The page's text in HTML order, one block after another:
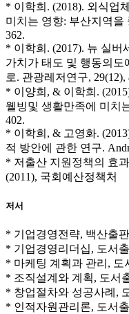
* 이학희. (2018). 외식업
미치는 영향: 부산지역을
362.
* 이학희. (2017). 뉴 실버
가치가 태도 및 행동의도
로. 관광레저연구, 29(12),
* 이양희, & 이학희.
웰빙및 생활만족에 미치
402.
* 이학희, & 고영화.
적 방안에 관한 연구.
* 저출산 지원정책의 효
(2011), 국회예산정책처
저서
* 기업경영전략, 백산출
* 기업경영리더십, 도서
* 마케팅 계획과 관리, 도
* 조직설계와 계획, 도서
* 창업절차와 성공사례,
* 인적자원관리론, 도서